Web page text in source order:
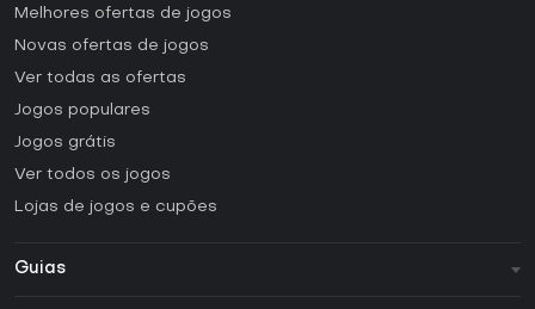
Melhores ofertas de jogos
Novas ofertas de jogos
Ver todas as ofertas
Jogos populares
Jogos grátis
Ver todos os jogos
Lojas de jogos e cupões
Guias